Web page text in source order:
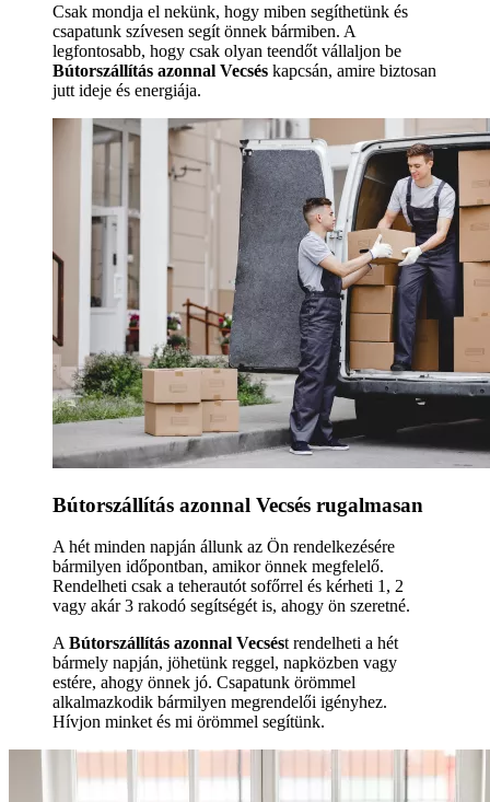
Csak mondja el nekünk, hogy miben segíthetünk és
csapatunk szívesen segít önnek bármiben. A
legfontosabb, hogy csak olyan teendőt vállaljon be
Bútorszállítás azonnal Vecsés kapcsán, amire biztosan
jutt ideje és energiája.
Bútorszállítás azonnal Vecsés rugalmasan
A hét minden napján állunk az Ön rendelkezésére
bármilyen időpontban, amikor önnek megfelelő.
Rendelheti csak a teherautót sofőrrel és kérheti 1, 2
vagy akár 3 rakodó segítségét is, ahogy ön szeretné.
A Bútorszállítás azonnal Vecsést rendelheti a hét
bármely napján, jöhetünk reggel, napközben vagy
estére, ahogy önnek jó. Csapatunk örömmel
alkalmazkodik bármilyen megrendelői igényhez.
Hívjon minket és mi örömmel segítünk.